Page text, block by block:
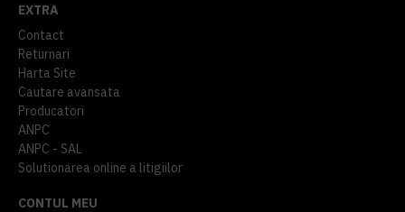
EXTRA
Contact
Returnari
Harta Site
Cautare avansata
Producatori
ANPC
ANPC - SAL
Solutionarea online a litigiilor
CONTUL MEU